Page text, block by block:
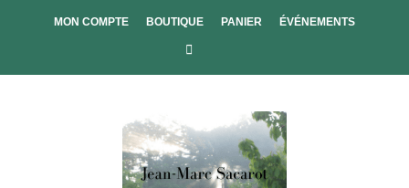
MON COMPTE BOUTIQUE PANIER ÉVÉNEMENTS